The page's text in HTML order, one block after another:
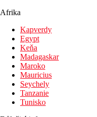
Afrika
Kapverdy
Egypt
Keňa
Madagaskar
Maroko
Mauricius
Seychely
Tanzanie
Tunisko